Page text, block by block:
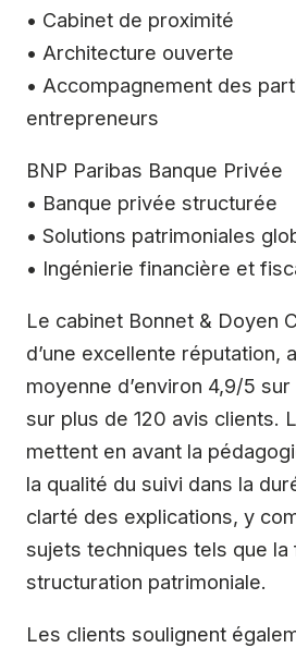
• Cabinet de proximité
• Architecture ouverte
• Accompagnement des
entrepreneurs
BNP Paribas Banque Privée
• Banque privée structurée
• Solutions patrimoniales
• Ingénierie financière et
Le cabinet Bonnet & Doyen
d’une excellente réputation,
moyenne d’environ 4,9/5
sur plus de 120 avis clients.
mettent en avant la
la qualité du suivi dans la
clarté des explications, y
sujets techniques tels que la
structuration patrimoniale.
Les clients soulignent